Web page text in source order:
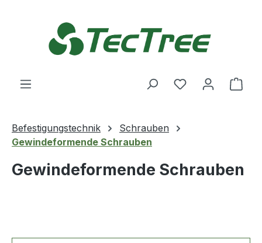
Du hast 0
Befestigungstechnik
Schrauben
Gewindeformende Schrauben
Gewindeformende Schrauben